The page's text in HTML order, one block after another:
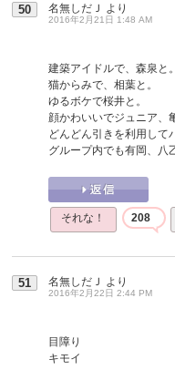
50 名無しだＪ より
2016年2月21日 1:48 AM
建築アイドルで、森泉と。
猫からみで、相葉と。
ゆるボケで桜井と。
顔かわいいでジュニア、
どんどん引きを利用して
グループ内でも有岡、八
それな！ 208
51 名無しだＪ より
2016年2月22日 2:44 PM
目障り
キモイ